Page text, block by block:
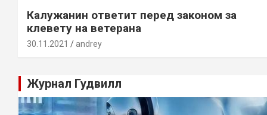
Калужанин ответит перед законом за
клевету на ветерана
30.11.2021 andrey
Журнал Гудвилл